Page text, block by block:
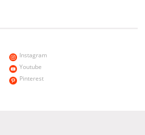
Instagram
Youtube
Pinterest